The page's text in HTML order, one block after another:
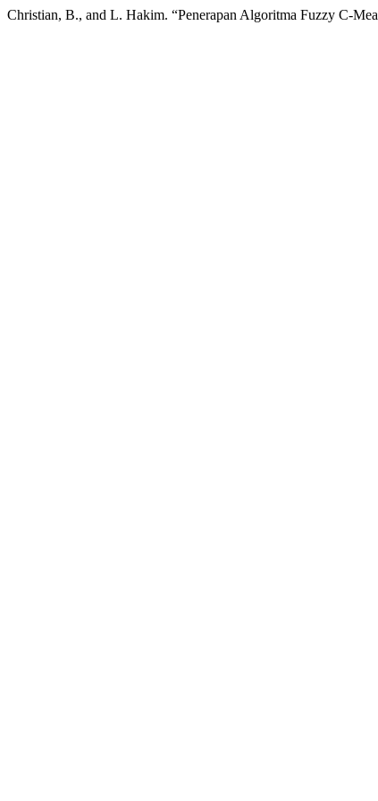
Christian, B., and L. Hakim. “Penerapan Algoritma Fuzzy C-